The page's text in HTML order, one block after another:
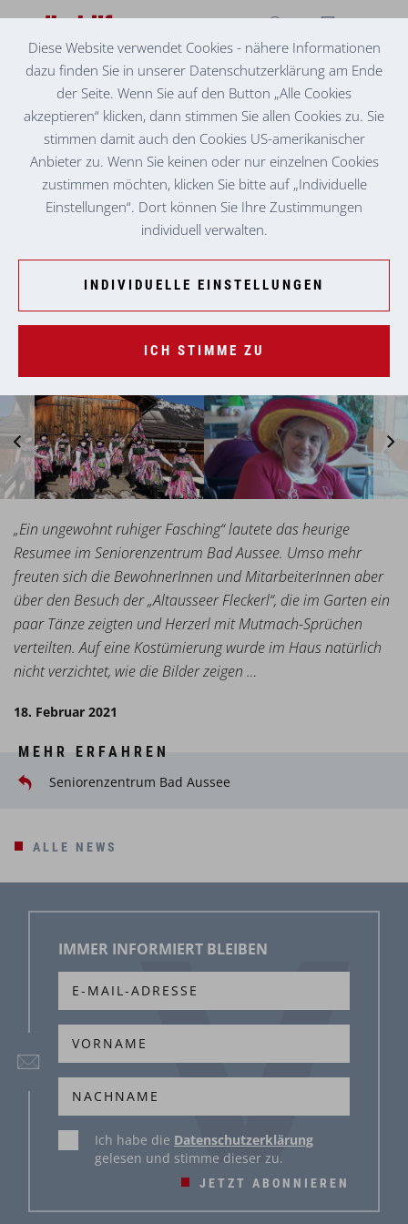
SENIORENZENTRUM BAD AUSSEE
ALTAUSSEER FLECKERL
„Ein ungewohnt ruhiger Fasching“ lautete das heurige
Resumee im Seniorenzentrum Bad Aussee. Umso mehr
freuten sich die BewohnerInnen und MitarbeiterInnen aber
über den Besuch der „Altausseer Fleckerl“, die im Garten ein
paar Tänze zeigten und Herzerl mit Mutmach-Sprüchen
verteilten. Auf eine Kostümierung wurde im Haus natürlich
nicht verzichtet, wie die Bilder zeigen …
18. Februar 2021
MEHR ERFAHREN
Seniorenzentrum Bad Aussee
ALLE NEWS
IMMER INFORMIERT BLEIBEN
JETZT ABONNIEREN
Ich habe die Datenschutzerklärung
gelesen und stimme dieser zu.
Diese Website verwendet Cookies - nähere Informationen
dazu finden Sie in unserer Datenschutzerklärung am Ende
der Seite. Wenn Sie auf den Button „Alle Cookies
akzeptieren“ klicken, dann stimmen Sie allen Cookies zu. Sie
stimmen damit auch den Cookies US-amerikanischer
Anbieter zu. Wenn Sie keinen oder nur einzelnen Cookies
zustimmen möchten, klicken Sie bitte auf „Individuelle
Einstellungen“. Dort können Sie Ihre Zustimmungen
individuell verwalten.
INDIVIDUELLE EINSTELLUNGEN
ICH STIMME ZU